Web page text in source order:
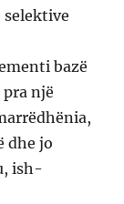
selektive
bazë
një
dhe jo
ish-